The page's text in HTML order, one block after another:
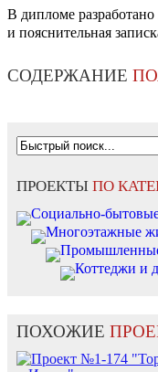
В дипломе
и пояснительная
СОДЕРЖАНИЕ
ПРОЕКТЫ ПО
Социально-
Многоэтажные
Коттеджи и
ПОХОЖИЕ